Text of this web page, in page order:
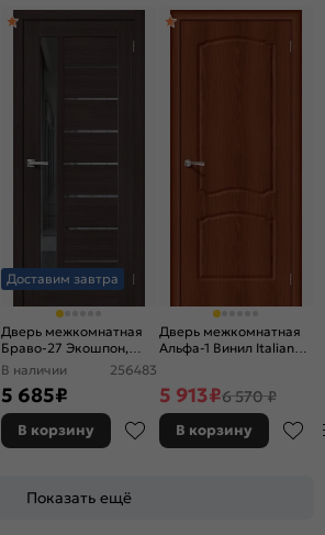
Доставим завтра
Дверь межкомнатная
Браво-27 Экошпон,
Wenge Melinga,
grey, царговая
В наличии 256483
5 685₽
В корзину
Дверь межкомнатная
Альфа-1 Винил Italiano
5 913₽6 570 ₽
В корзину
Показать ещё